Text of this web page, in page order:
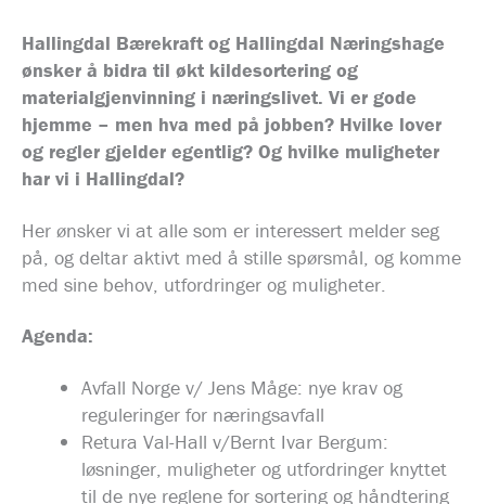
Hallingdal Bærekraft og Hallingdal Næringshage
ønsker å bidra til økt kildesortering og
materialgjenvinning i næringslivet. Vi er gode
hjemme – men hva med på jobben? Hvilke lover
og regler gjelder egentlig? Og hvilke muligheter
har vi i Hallingdal?
Her ønsker vi at alle som er interessert melder seg
på, og deltar aktivt med å stille spørsmål, og komme
med sine behov, utfordringer og muligheter.
Agenda:
Avfall Norge v/ Jens Måge: nye krav og
reguleringer for næringsavfall
Retura Val-Hall v/Bernt Ivar Bergum:
løsninger, muligheter og utfordringer knyttet
til de nye reglene for sortering og håndtering